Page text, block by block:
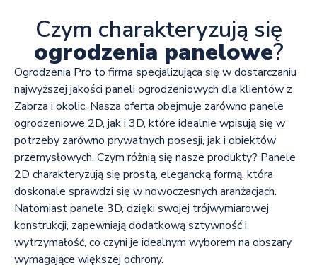
Czym charakteryzują się
ogrodzenia panelowe?
Ogrodzenia Pro to firma specjalizująca się w dostarczaniu
najwyższej jakości paneli ogrodzeniowych dla klientów z
Zabrza i okolic. Nasza oferta obejmuje zarówno panele
ogrodzeniowe 2D, jak i 3D, które idealnie wpisują się w
potrzeby zarówno prywatnych posesji, jak i obiektów
przemysłowych. Czym różnią się nasze produkty? Panele
2D charakteryzują się prostą, elegancką formą, która
doskonale sprawdzi się w nowoczesnych aranżacjach.
Natomiast panele 3D, dzięki swojej trójwymiarowej
konstrukcji, zapewniają dodatkową sztywność i
wytrzymałość, co czyni je idealnym wyborem na obszary
wymagające większej ochrony.